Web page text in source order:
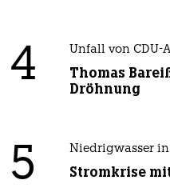
4 Unfall von CDU-
Thomas
Dröhnung
5 Niedrigwasser
Stromkrise